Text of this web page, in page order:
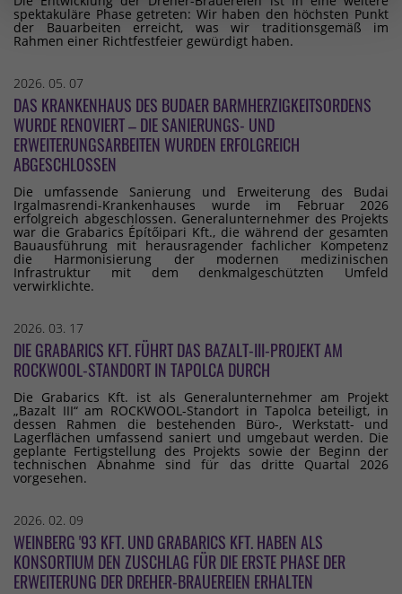
spektakuläre Phase getreten: Wir haben den höchsten Punkt
der Bauarbeiten erreicht, was wir traditionsgemäß im
Rahmen einer Richtfestfeier gewürdigt haben.
2026. 05. 07
DAS KRANKENHAUS DES BUDAER BARMHERZIGKEITSORDENS
WURDE RENOVIERT – DIE SANIERUNGS- UND
ERWEITERUNGSARBEITEN WURDEN ERFOLGREICH
ABGESCHLOSSEN
Die umfassende Sanierung und Erweiterung des Budai
Irgalmasrendi-Krankenhauses wurde im Februar 2026
erfolgreich abgeschlossen. Generalunternehmer des Projekts
war die Grabarics Építőipari Kft., die während der gesamten
Bauausführung mit herausragender fachlicher Kompetenz
die Harmonisierung der modernen medizinischen
Infrastruktur mit dem denkmalgeschützten Umfeld
verwirklichte.
2026. 03. 17
DIE GRABARICS KFT. FÜHRT DAS BAZALT-III-PROJEKT AM
ROCKWOOL-STANDORT IN TAPOLCA DURCH
Die Grabarics Kft. ist als Generalunternehmer am Projekt
„Bazalt III“ am ROCKWOOL-Standort in Tapolca beteiligt, in
dessen Rahmen die bestehenden Büro-, Werkstatt- und
Lagerflächen umfassend saniert und umgebaut werden. Die
geplante Fertigstellung des Projekts sowie der Beginn der
technischen Abnahme sind für das dritte Quartal 2026
vorgesehen.
2026. 02. 09
WEINBERG '93 KFT. UND GRABARICS KFT. HABEN ALS
KONSORTIUM DEN ZUSCHLAG FÜR DIE ERSTE PHASE DER
ERWEITERUNG DER DREHER-BRAUEREIEN ERHALTEN